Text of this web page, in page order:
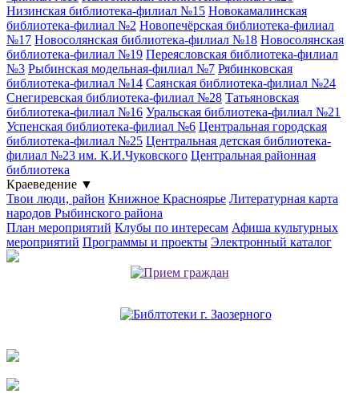
Низинская библиотека-филиал №15 Новокамалинская
библиотека-филиал №2 Новопечёрская библиотека-филиал
№17 Новосолянская библиотека-филиал №18 Новосолянская
библиотека-филиал №19 Переясловская библиотека-филиал
№3 Рыбинская модельная-филиал №7 Рябинковская
библиотека-филиал №14 Саянская библиотека-филиал №24
Снегиревская библиотека-филиал №28 Татьяновская
библиотека-филиал №16 Уральская библиотека-филиал №21
Успенская библиотека-филиал №6 Центральная городская
библиотека-филиал №25 Центральная детская библиотека-
филиал №23 им. К.И.Чуковского Центральная районная
библиотека
Краеведение ▼
Твои люди, район Книжное Красноярье Литературная карта
народов Рыбинского района
План мероприятий Клубы по интересам Афиша культурных
мероприятий Программы и проекты Электронный каталог